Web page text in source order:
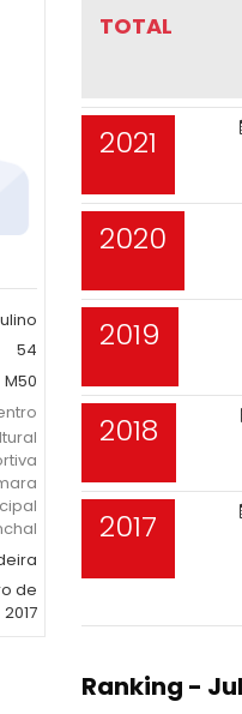
54
M50
de
2017
TOTAL
2021
2020
2019
2018
2017
Ranking -